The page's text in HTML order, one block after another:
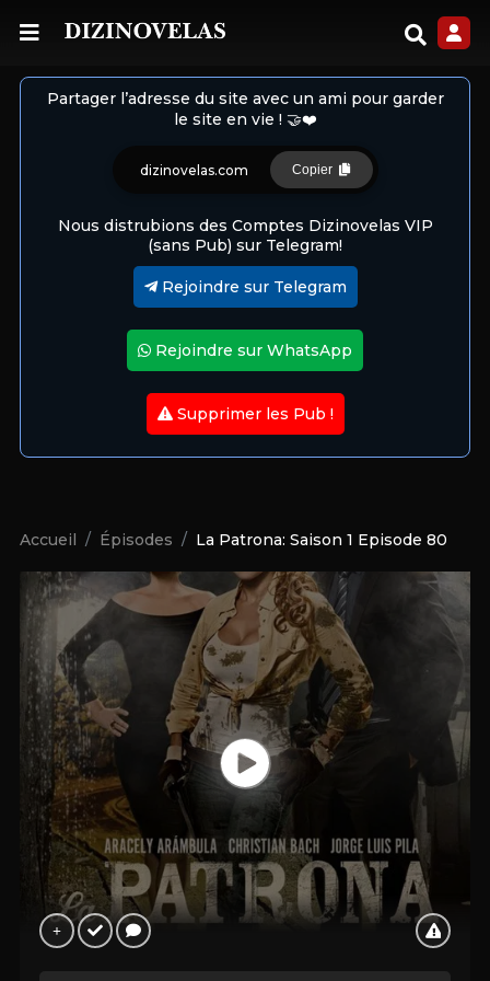
Partager l’adresse du site avec un ami pour garder
le site en vie ! 🤝❤️
dizinovelas.com Copier
Nous distrubions des Comptes Dizinovelas VIP
(sans Pub) sur Telegram!
Rejoindre sur Telegram
Rejoindre sur WhatsApp
Supprimer les Pub !
Accueil Épisodes La Patrona: Saison 1 Episode 80